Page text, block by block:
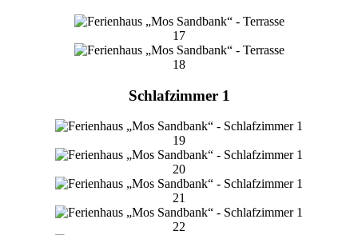
17
18
Schlafzimmer 1
19
20
21
22